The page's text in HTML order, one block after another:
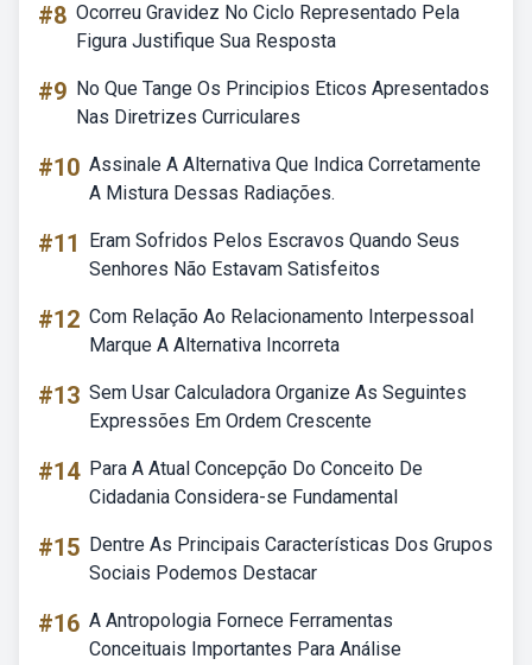
#8 Ocorreu Gravidez No Ciclo Representado Pela
Figura Justifique Sua Resposta
#9 No Que Tange Os Principios Eticos Apresentados
Nas Diretrizes Curriculares
#10 Assinale A Alternativa Que Indica Corretamente
A Mistura Dessas Radiações.
#11
Eram Sofridos Pelos Escravos Quando Seus
Senhores Não Estavam Satisfeitos
#12 Com Relação Ao Relacionamento Interpessoal
Marque A Alternativa Incorreta
#13 Sem Usar Calculadora Organize As Seguintes
Expressões Em Ordem Crescente
#14 Para A Atual Concepção Do Conceito De
Cidadania Considera-se Fundamental
#15 Dentre As Principais Características Dos Grupos
Sociais Podemos Destacar
#16 A Antropologia Fornece Ferramentas
Conceituais Importantes Para Análise